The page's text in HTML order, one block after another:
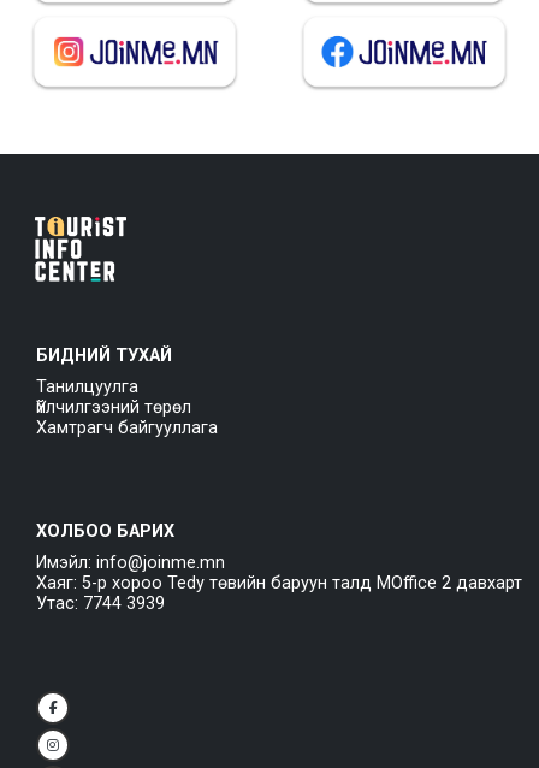
БИДНИЙ ТУХАЙ
Танилцуулга
Үйлчилгээний төрөл
Хамтрагч байгууллага
ХОЛБОО БАРИХ
Имэйл: info@joinme.mn
Хаяг: 5-р хороо Tedy төвийн баруун талд MOffice 2 давхарт
Утас: 7744 3939